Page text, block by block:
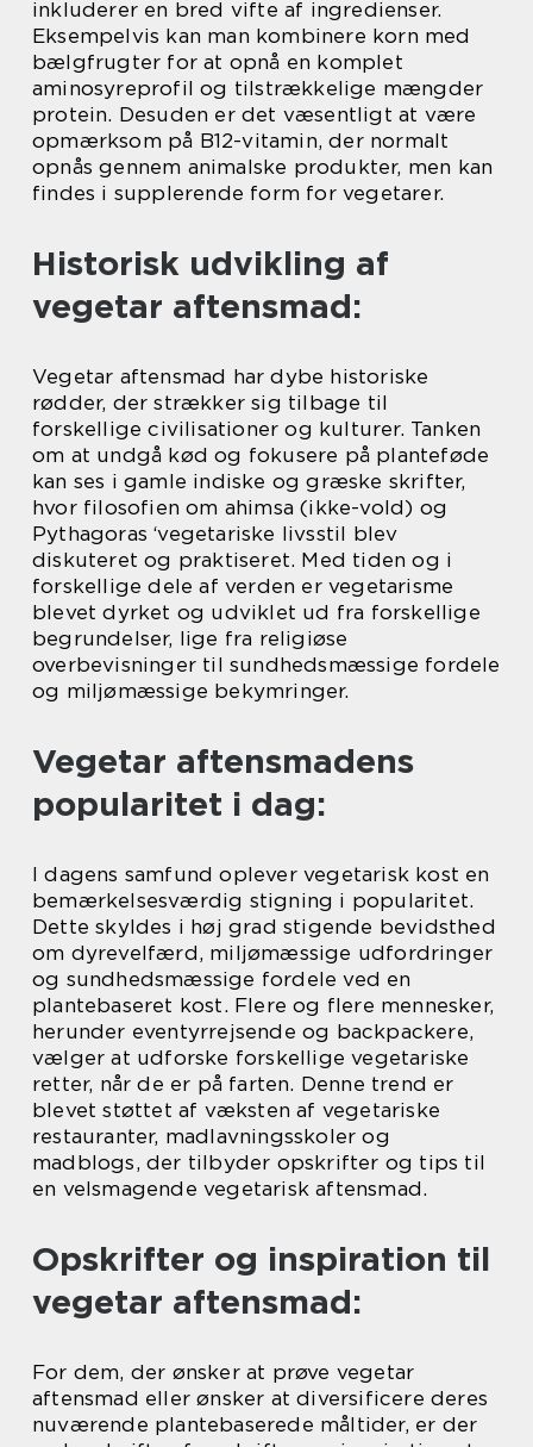
inkluderer en bred vifte af ingredienser.
Eksempelvis kan man kombinere korn med
bælgfrugter for at opnå en komplet
aminosyreprofil og tilstrækkelige mængder
protein. Desuden er det væsentligt at være
opmærksom på B12-vitamin, der normalt
opnås gennem animalske produkter, men kan
findes i supplerende form for vegetarer.
Historisk udvikling af
vegetar aftensmad:
Vegetar aftensmad har dybe historiske
rødder, der strækker sig tilbage til
forskellige civilisationer og kulturer. Tanken
om at undgå kød og fokusere på planteføde
kan ses i gamle indiske og græske skrifter,
hvor filosofien om ahimsa (ikke-vold) og
Pythagoras ‘vegetariske livsstil blev
diskuteret og praktiseret. Med tiden og i
forskellige dele af verden er vegetarisme
blevet dyrket og udviklet ud fra forskellige
begrundelser, lige fra religiøse
overbevisninger til sundhedsmæssige fordele
og miljømæssige bekymringer.
Vegetar aftensmadens
popularitet i dag:
I dagens samfund oplever vegetarisk kost en
bemærkelsesværdig stigning i popularitet.
Dette skyldes i høj grad stigende bevidsthed
om dyrevelfærd, miljømæssige udfordringer
og sundhedsmæssige fordele ved en
plantebaseret kost. Flere og flere mennesker,
herunder eventyrrejsende og backpackere,
vælger at udforske forskellige vegetariske
retter, når de er på farten. Denne trend er
blevet støttet af væksten af vegetariske
restauranter, madlavningsskoler og
madblogs, der tilbyder opskrifter og tips til
en velsmagende vegetarisk aftensmad.
Opskrifter og inspiration til
vegetar aftensmad:
For dem, der ønsker at prøve vegetar
aftensmad eller ønsker at diversificere deres
nuværende plantebaserede måltider, er der